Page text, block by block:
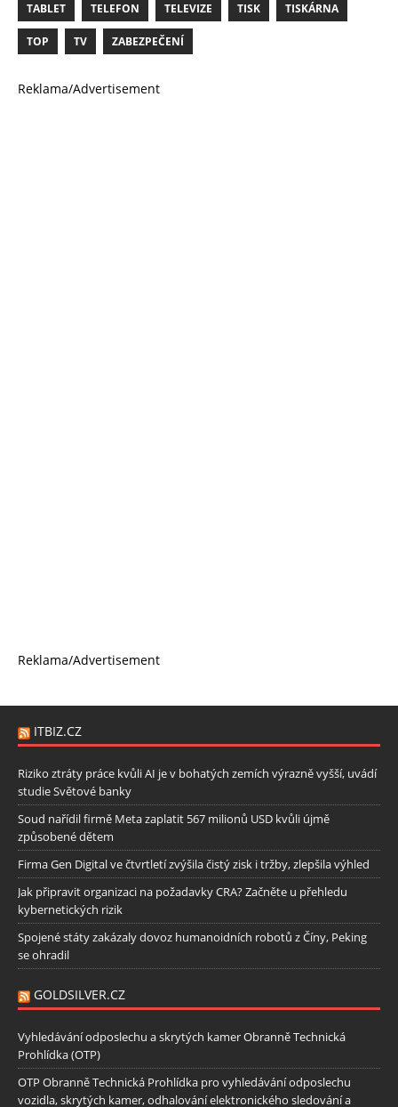
TABLET TELEFON TELEVIZE TISK TISKÁRNA
TOP TV ZABEZPEČENÍ
Reklama/Advertisement
Reklama/Advertisement
ITBIZ.CZ
Riziko ztráty práce kvůli AI je v bohatých zemích výrazně vyšší, uvádí
studie Světové banky
Soud nařídil firmě Meta zaplatit 567 milionů USD kvůli újmě
způsobené dětem
Firma Gen Digital ve čtvrtletí zvýšila čistý zisk i tržby, zlepšila výhled
Jak připravit organizaci na požadavky CRA? Začněte u přehledu
kybernetických rizik
Spojené státy zakázaly dovoz humanoidních robotů z Číny, Peking
se ohradil
GOLDSILVER.CZ
Vyhledávání odposlechu a skrytých kamer Obranně Technická
Prohlídka (OTP)
OTP Obranně Technická Prohlídka pro vyhledávání odposlechu
vozidla, skrytých kamer, odhalování elektronického sledování a